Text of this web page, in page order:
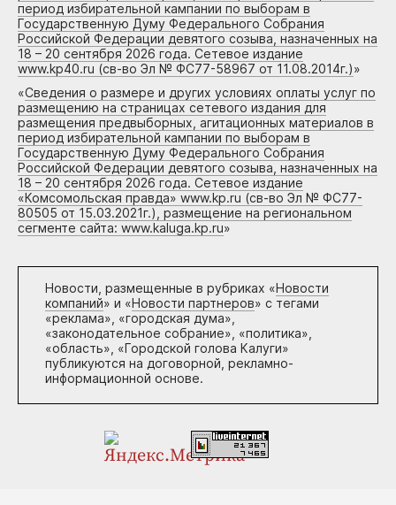
период избирательной кампании по выборам в
Государственную Думу Федерального Собрания
Российской Федерации девятого созыва, назначенных на
18 – 20 сентября 2026 года. Сетевое издание
www.kp40.ru (св-во Эл № ФС77-58967 от 11.08.2014г.)»
«Сведения о размере и других условиях оплаты услуг по
размещению на страницах сетевого издания для
размещения предвыборных, агитационных материалов в
период избирательной кампании по выборам в
Государственную Думу Федерального Собрания
Российской Федерации девятого созыва, назначенных на
18 – 20 сентября 2026 года. Сетевое издание
«Комсомольская правда» www.kp.ru (св-во Эл № ФС77-
80505 от 15.03.2021г.), размещение на региональном
сегменте сайта: www.kaluga.kp.ru»
Новости, размещенные в рубриках «Новости
компаний» и «Новости партнеров» с тегами
«реклама», «городская дума»,
«законодательное собрание», «политика»,
«область», «Городской голова Калуги»
публикуются на договорной, рекламно-
информационной основе.